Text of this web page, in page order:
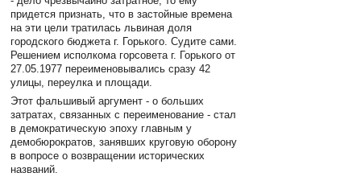
придется признать, что в застойные времена
на эти цели тратилась львиная доля
городского бюджета г. Горького. Судите сами.
Решением исполкома горсовета г. Горького от
27.05.1977 переименовывались сразу 42
улицы, переулка и площади.
Этот фальшивый аргумент - о больших
затратах, связанных с переименование - стал
в демократическую эпоху главным у
демобюрократов, занявших круговую оборону
в вопросе о возвращении исторических
названий.